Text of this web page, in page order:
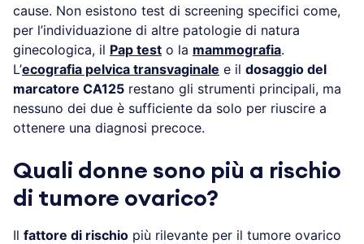
cause. Non esistono test di screening specifici come,
per l’individuazione di altre patologie di natura
ginecologica, il Pap test o la mammografia.
L’ecografia pelvica transvaginale e il dosaggio del
marcatore CA125 restano gli strumenti principali, ma
nessuno dei due è sufficiente da solo per riuscire a
ottenere una diagnosi precoce.
Quali donne sono più a rischio
di tumore ovarico?
Il fattore di rischio più rilevante per il tumore ovarico